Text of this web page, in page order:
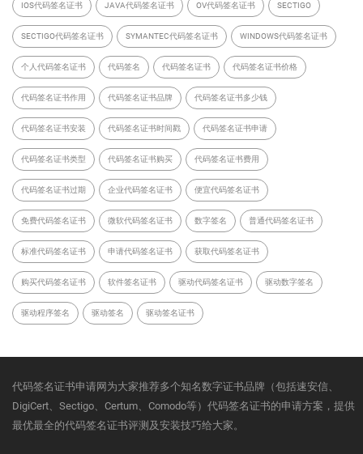
IOS代码签名证书 JAVA代码签名证书 OV代码签名证书 SECTIGO
SECTIGO代码签名证书 SYMANTEC代码签名证书 WINDOWS代码签名证书
个人代码签名证书 代码签名 代码签名证书 代码签名证书价格
代码签名证书作用 代码签名证书品牌 代码签名证书多少钱
代码签名证书安装 代码签名证书时间戳 代码签名证书申请
代码签名证书类型 代码签名证书购买 代码签名证书费用
代码签名证书过期 企业代码签名证书 便宜代码签名证书
免费代码签名证书 微软代码签名证书 数字签名 普通代码签名证书
标准代码签名证书 申请代码签名证书 获取代码签名证书
购买代码签名证书 软件签名证书 驱动代码签名证书 驱动数字签名
驱动程序签名 驱动签名 驱动签名证书
代码签名证书申请网为大家推荐多个知名数字证书品牌（包括速安信、
DigiCert、Sectigo、Certum、Comodo等）代码签名证书的申请方案，提供
最优最全的代码签名证书评测及安装技巧给大家。